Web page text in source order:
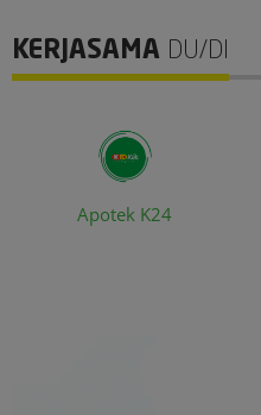
KERJASAMA DU/DI
Apotek K24